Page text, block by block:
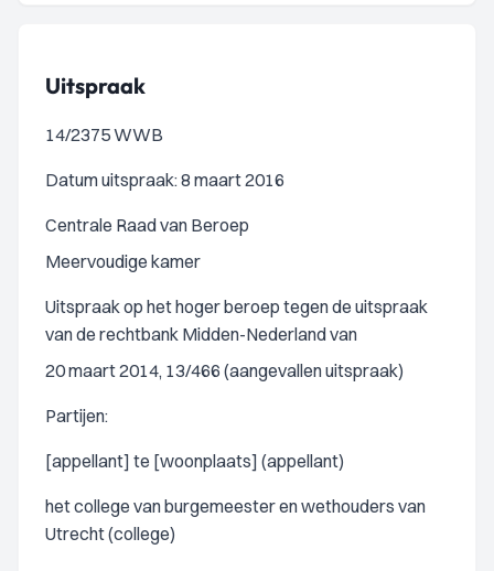
Uitspraak
14/2375 WWB
Datum uitspraak: 8 maart 2016
Centrale Raad van Beroep
Meervoudige kamer
Uitspraak op het hoger beroep tegen de uitspraak
van de rechtbank Midden-Nederland van
20 maart 2014, 13/466 (aangevallen uitspraak)
Partijen:
[appellant] te [woonplaats] (appellant)
het college van burgemeester en wethouders van
Utrecht (college)